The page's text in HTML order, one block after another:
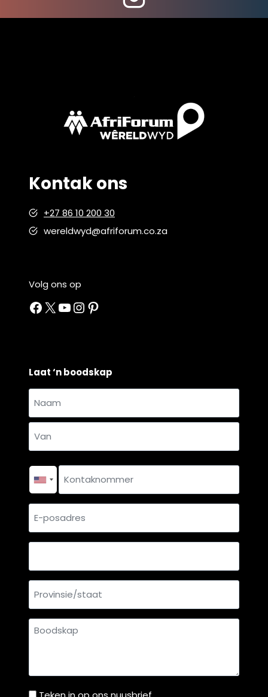
Kontak ons
+27 86 10 200 30
wereldwyd@afriforum.co.za
Volg ons op
Facebook
X YouTube
Instagram
Pinterest
Laat ‘n boodskap
Naam
Kontaknommer
posadres
Provinsie/staat
Boodskap